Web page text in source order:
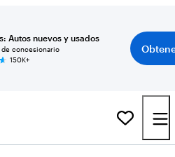
Autos nuevos y usados
de concesionario
150K+